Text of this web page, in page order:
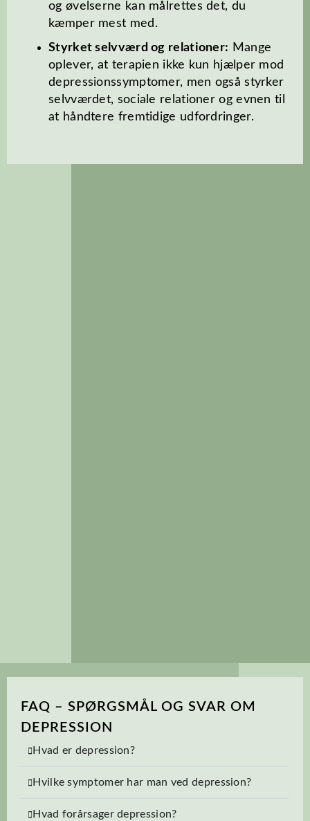
og øvelserne kan målrettes det, du
kæmper mest med.
Styrket selvværd og relationer: Mange
oplever, at terapien ikke kun hjælper mod
depressionssymptomer, men også styrker
selvværdet, sociale relationer og evnen til
at håndtere fremtidige udfordringer.
FAQ – SPØRGSMÅL OG SVAR OM
DEPRESSION
Hvad er depression?
Hvilke symptomer har man ved depression?
Hvad forårsager depression?